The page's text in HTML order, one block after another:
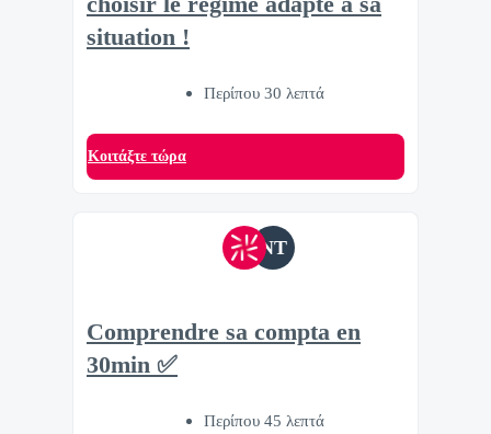
situation !
Περίπου 30 λεπτά
Κοιτάξτε τώρα
NT
Comprendre sa compta en
30min ✅
Περίπου 45 λεπτά